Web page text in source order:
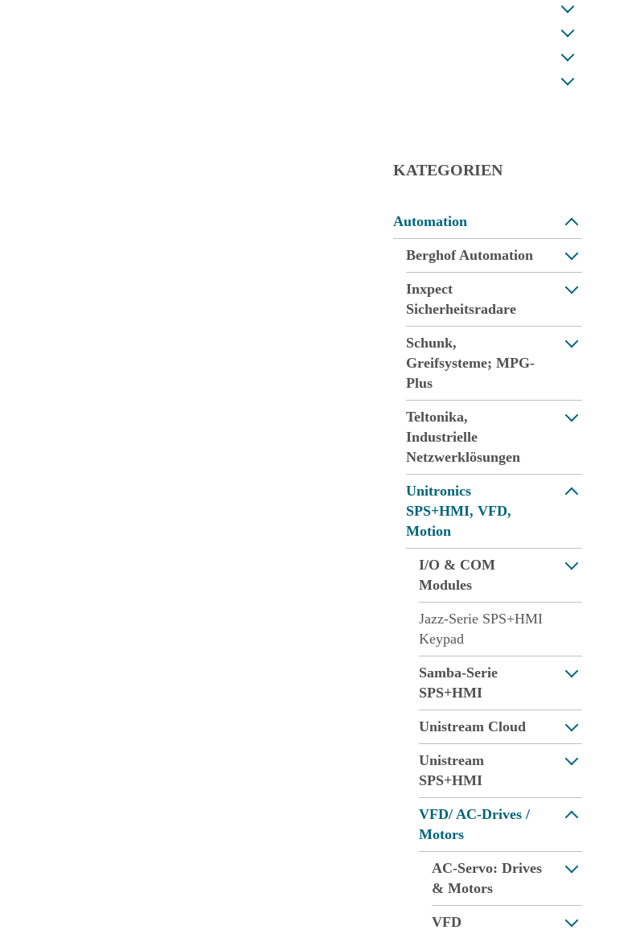
KATEGORIEN
Automation
Berghof Automation
Inxpect
Sicherheitsradare
Schunk,
Greifsysteme; MPG-
Plus
Teltonika,
Industrielle
Netzwerklösungen
Unitronics
SPS+HMI, VFD,
Motion
I/O & COM
Modules
Jazz-Serie SPS+HMI
Keypad
Samba-Serie
SPS+HMI
Unistream Cloud
Unistream
SPS+HMI
VFD/ AC-Drives /
Motors
AC-Servo: Drives
& Motors
VFD